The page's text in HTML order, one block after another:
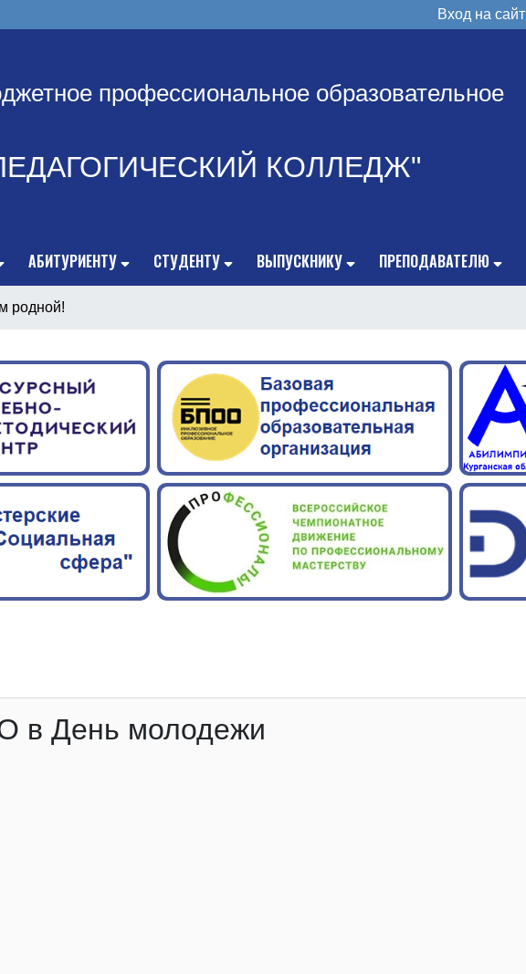
Вход на сайт
профессиональное образовательное
КОЛЛЕДЖ"
АБИТУРИЕНТУ СТУДЕНТУ ВЫПУСКНИКУ ПРЕПОДАВАТЕЛЮ
родной!
в День молодежи